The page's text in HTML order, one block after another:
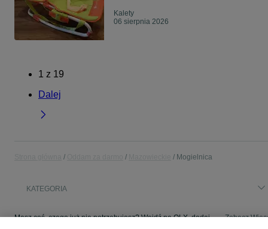
Kalety
06 sierpnia 2026
1 z 19
Dalej
Mogielnica
KATEGORIA
Masz coś, czego już nie potrzebujesz? Wejdź na OLX, dodaj ofertę w kategorii Oddam za darmo i oddaj swój przedmiot za darmo! - Mogielnica i okolice! Zobacz